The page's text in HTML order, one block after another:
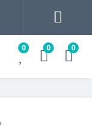
0 0 0